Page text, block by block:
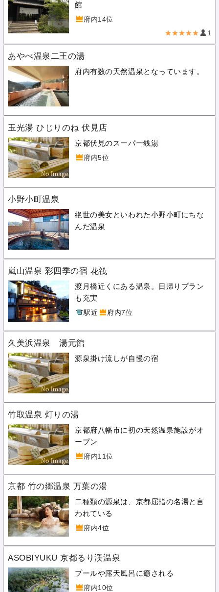
館
府内14位
★★★★★ 1
あやべ温泉二王の湯
府内有数の天然温泉となっています。
玉光湯 ひじりのね 伏見店
京都伏見のスーパー銭湯
府内5位
小野小町温泉
絶世の美女といわれた小野小町にちな
んだ温泉
嵐山温泉 彩四季の宿 花筏
渡月橋近くにある温泉。日帰りプラン
も充実
駅近 府内7位
久美浜温泉 湯元館
源泉掛け流しが自慢の宿
竹取温泉 灯りの湯
京都府八幡市に初の天然温泉施設がオ
ープン
府内11位
京都 竹の郷温泉 万葉の湯
二種類の源泉は、京都屈指の名湯と言
われている
府内4位
ASOBIYUKU 京都るり渓温泉
プールや露天風呂に癒される
府内10位